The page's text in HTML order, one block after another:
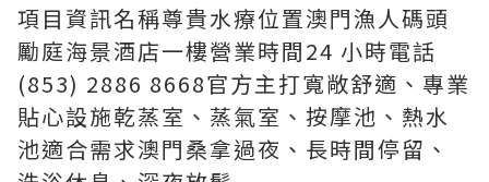
項目資訊名稱尊貴水療位置澳門漁人碼頭
勵庭海景酒店一樓營業時間24 小時電話
(853) 2886 8668官方主打寬敞舒適、專業
貼心設施乾蒸室、蒸氣室、按摩池、熱水
池適合需求澳門桑拿過夜、長時間停留、